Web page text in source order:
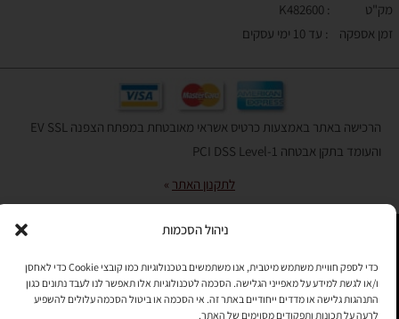
ניהול הסכמות
כדי לספק חוויית משתמש מיטבית, אנו משתמשים בטכנולוגיות כמו קובצי Cookie כדי לאחסן
ו/או לגשת למידע על מאפייני הגלישה. הסכמה לטכנולוגיות אלו תאפשר לנו לעבד נתונים כגון
התנהגות גלישה או מדדים ייחודיים באתר זה. אי הסכמה או ביטול הסכמה עלולים להשפיע
לרעה על תכונות ותפקודים מסוימים של האתר.
מק"ט : K482600
זמן אספקה : עד 10 ימי עסקים
הרכישה באתר באמצעות כרטיס אשראי מאובטחת במפתח הצפנה EV SSL
והעומד בתקן אבטחה PCI DSS Level-1
לתקנון האתר»
תהיו בקשר
רוצים לקבל מידי פעם מידע? מקסימום פעם בחודש. בלי פרסומות ובלי
להטריד. רק טיפים לשימושכם, מידע על דברים חדשים בחנות, מבצעים